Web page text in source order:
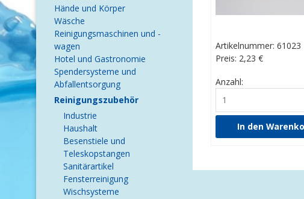
Artikelnummer: 61023
Preis: 2,23 €
Anzahl:
Hände und Körper
Wäsche
Reinigungsmaschinen und -
wagen
Hotel und Gastronomie
Spendersysteme und
Abfallentsorgung
Reinigungszubehör
Industrie
Haushalt
Besenstiele und
Teleskopstangen
Sanitärartikel
Fensterreinigung
Wischsysteme